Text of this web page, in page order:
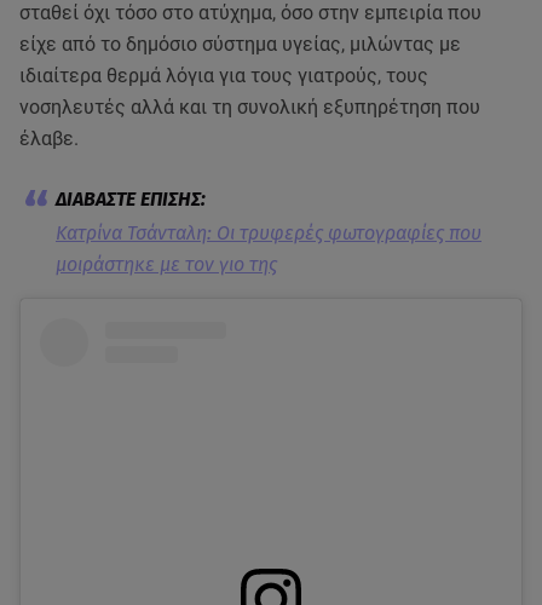
σταθεί όχι τόσο στο ατύχημα, όσο στην εμπειρία που
είχε από το δημόσιο σύστημα υγείας, μιλώντας με
ιδιαίτερα θερμά λόγια για τους γιατρούς, τους
νοσηλευτές αλλά και τη συνολική εξυπηρέτηση που
έλαβε.
Κατρίνα Τσάνταλη: Οι τρυφερές φωτογραφίες που
μοιράστηκε με τον γιο της